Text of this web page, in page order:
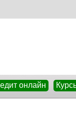
онлайн